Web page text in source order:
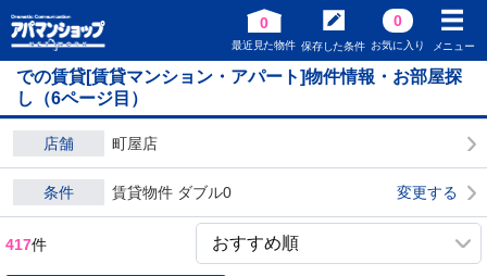
0
最近見た物件 保存した条件
0
お気に入り メニュー
での賃貸[賃貸マンション・アパート]物件情報・お部屋探
し（6ページ目）
店舗 町屋店
条件 賃貸物件 ダブル0 変更する
417件